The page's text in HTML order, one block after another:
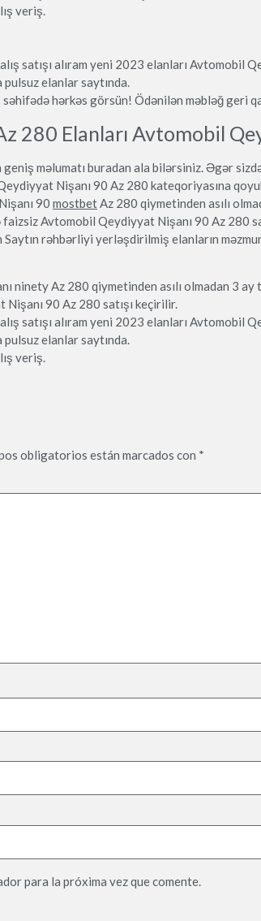
veriş.
satışı alıram yeni 2023 elanları Avtomobil
elanlar saytında.
hərkəs görsün! Ödənilən məbləğ geri
280 Elanları Avtomobil
məlumatı buradan ala bilərsiniz. Əgər
Nişanı 90 Az 280 kateqoriyasına
90 mostbet Az 280 qiymetinden asılı
Avtomobil Qeydiyyat Nişanı 90 Az 280
rəhbərliyi yerləşdirilmiş elanların
ninety Az 280 qiymetinden asılı olmadan 3
90 Az 280 satışı keçirilir.
satışı alıram yeni 2023 elanları Avtomobil
elanlar saytında.
veriş.
obligatorios están marcados con *
para la próxima vez que comente.